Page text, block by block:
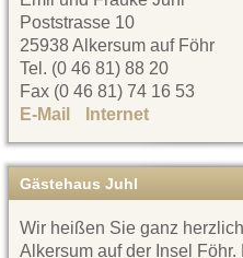
Poststrasse 10
25938 Alkersum auf Föhr
Tel. (0 46 81) 88 20
Fax (0 46 81) 74 16 53
E-Mail
Internet
Gästehaus Juhl
Wir heißen Sie ganz
Alkersum auf der Insel